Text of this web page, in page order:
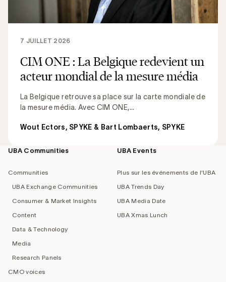
CIM ONE : La Belgique redevient un
acteur mondial de la mesure média
La Belgique retrouve sa place sur la carte mondiale de
la mesure média. Avec CIM ONE,...
7 JUILLET 2026
Wout Ectors, SPYKE & Bart Lombaerts, SPYKE
Footer
UBA Communities
Communities
UBA Exchange Communities
Consumer & Market Insights
Content
Data & Technology
Media
Research Panels
CMO voices
UBA Events
Plus sur les événements de l'UBA
UBA Trends Day
UBA Media Date
UBA Xmas Lunch